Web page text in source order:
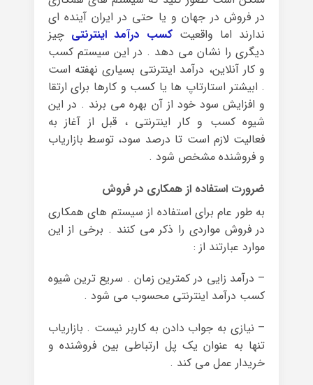
در فروش در جهان و یا حتی در ایران آینده ای
ندارند اما واقعیتکسب درآمد اینترنتی چیز
دیگری را نشان می دهد . در این سیستم کسب
و کار آنلاین، درآمد اینترنتی بسیاری نهفته است
. ابیشتر استارتاپ ها یا کسب و کارها برای ارتقا
و افزایش سود خود از آن بهره می برند . در این
شیوه کسب و کار اینترنتی ، قبل از آغاز به
فعالیت لازم است تا درصد سود، توسط بازاریاب
و فروشنده مشخص شود .
ضرورت استفاده از همکاری در فروش
به طور عام برای استفاده از سیستم های همکاری
در فروش مواردی را ذکر می کنند . برخی از این
موارد عبارتند از :
– درآمد زایی در کمترین زمان . سریع ترین شیوه
کسب درآمد اینترنتی محسوب می شود .
– نیازی به جواب دادن به کاربر نیست . بازاریاب
تنها به عنوان یک پل ارتباطی بین فروشنده و
خریدار عمل می کند .